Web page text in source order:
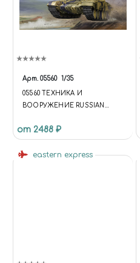
Арт. 05560 1/35
05560 ТЕХНИКА И
ВООРУЖЕНИЕ RUSSIAN
ЛИТАЯ БАШНЯ
от 2488 ₽
eastern express